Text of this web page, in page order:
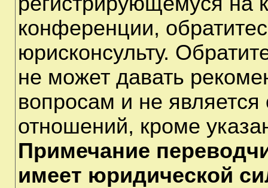
конференции,
юрисконсульту.
не может давать
вопросам и не
отношений, кроме
Примечание
имеет юридической